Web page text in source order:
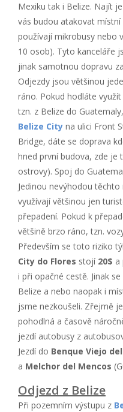
Mexiku tak i Belize. Najít
vás budou atakovat místní
používají mikrobusy nebo
10 osob). Tyto kanceláře
jinak samotnou dopravu
Odjezdy jsou většinou
ráno. Pokud hodláte
tzn. z Belize do
Belize City na ulici Front
Bridge, dáte se doprava
hned první budova, zde je
ostrovy). Spoj do
Jedinou nevýhodou
využívají většinou jen
přepadení. Pokud k
většině brzo ráno, tzn.
Především se toto riziko
City do Flores stojí 20$ a
i při opačné cestě. Jinak
Belize a nebo naopak i
jsme nezkoušeli. Zřejmě
pohodlná a časově
jezdí autobusy z
Jezdí do Benque Viejo
a Melchor del Mencos
Odjezd z Belize
Při pozemním výstupu z